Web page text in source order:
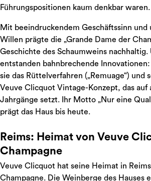
Führungspositionen kaum denkbar waren.
Mit beeindruckendem Geschäftssinn
Willen prägte die „Grande Dame der
Geschichte des Schaumweins
entstanden bahnbrechende
sie das Rüttelverfahren („Remuage“) und
Veuve Clicquot Vintage-Konzept, das auf
Jahrgänge setzt. Ihr Motto „Nur eine
prägt das Haus bis heute.
Reims: Heimat von Veuve
Champagne
Veuve Clicquot hat seine Heimat in
Champagne. Die Weinberge des Hauses